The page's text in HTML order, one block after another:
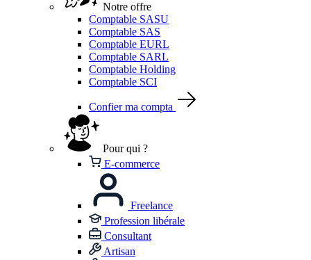
Notre offre
Comptable SASU
Comptable SAS
Comptable EURL
Comptable SARL
Comptable Holding
Comptable SCI
Confier ma compta
Pour qui ?
E-commerce
Freelance
Profession libérale
Consultant
Artisan